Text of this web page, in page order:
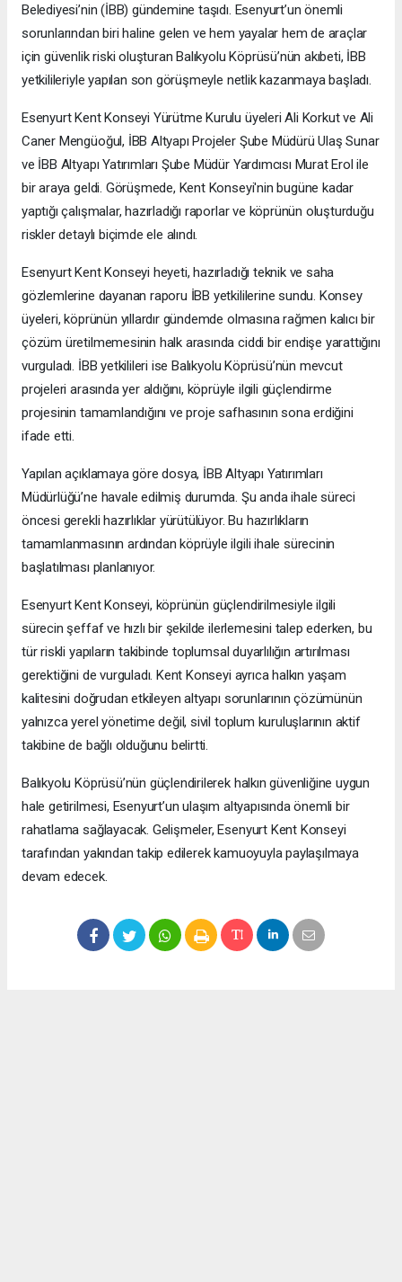
Belediyesi’nin (İBB) gündemine taşıdı. Esenyurt’un önemli
sorunlarından biri haline gelen ve hem yayalar hem de araçlar
için güvenlik riski oluşturan Balıkyolu Köprüsü’nün akıbeti, İBB
yetkilileriyle yapılan son görüşmeyle netlik kazanmaya başladı.
Esenyurt Kent Konseyi Yürütme Kurulu üyeleri Ali Korkut ve Ali
Caner Mengüoğul, İBB Altyapı Projeler Şube Müdürü Ulaş Sunar
ve İBB Altyapı Yatırımları Şube Müdür Yardımcısı Murat Erol ile
bir araya geldi. Görüşmede, Kent Konseyi'nin bugüne kadar
yaptığı çalışmalar, hazırladığı raporlar ve köprünün oluşturduğu
riskler detaylı biçimde ele alındı.
Esenyurt Kent Konseyi heyeti, hazırladığı teknik ve saha
gözlemlerine dayanan raporu İBB yetkililerine sundu. Konsey
üyeleri, köprünün yıllardır gündemde olmasına rağmen kalıcı bir
çözüm üretilmemesinin halk arasında ciddi bir endişe yarattığını
vurguladı. İBB yetkilileri ise Balıkyolu Köprüsü’nün mevcut
projeleri arasında yer aldığını, köprüyle ilgili güçlendirme
projesinin tamamlandığını ve proje safhasının sona erdiğini
ifade etti.
Yapılan açıklamaya göre dosya, İBB Altyapı Yatırımları
Müdürlüğü’ne havale edilmiş durumda. Şu anda ihale süreci
öncesi gerekli hazırlıklar yürütülüyor. Bu hazırlıkların
tamamlanmasının ardından köprüyle ilgili ihale sürecinin
başlatılması planlanıyor.
Esenyurt Kent Konseyi, köprünün güçlendirilmesiyle ilgili
sürecin şeffaf ve hızlı bir şekilde ilerlemesini talep ederken, bu
tür riskli yapıların takibinde toplumsal duyarlılığın artırılması
gerektiğini de vurguladı. Kent Konseyi ayrıca halkın yaşam
kalitesini doğrudan etkileyen altyapı sorunlarının çözümünün
yalnızca yerel yönetime değil, sivil toplum kuruluşlarının aktif
takibine de bağlı olduğunu belirtti.
Balıkyolu Köprüsü’nün güçlendirilerek halkın güvenliğine uygun
hale getirilmesi, Esenyurt’un ulaşım altyapısında önemli bir
rahatlama sağlayacak. Gelişmeler, Esenyurt Kent Konseyi
tarafından yakından takip edilerek kamuoyuyla paylaşılmaya
devam edecek.